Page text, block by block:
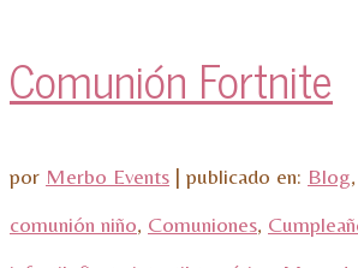
Comunión Fortnite
por Merbo Events | publicado en: Blog,
comunión niño, Comuniones,